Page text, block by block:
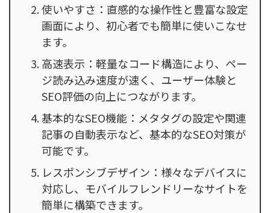
使いやすさ：直感的な操作性と豊富な設定
画面により、初心者でも簡単に使いこなせ
ます。
高速表示：軽量なコード構造により、ペー
ジ読み込み速度が速く、ユーザー体験と
SEO評価の向上につながります。
基本的なSEO機能：メタタグの設定や関連
記事の自動表示など、基本的なSEO対策が
可能です。
レスポンシブデザイン：様々なデバイスに
対応し、モバイルフレンドリーなサイトを
簡単に構築できます。